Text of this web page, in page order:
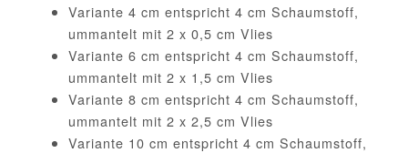
Variante 4 cm entspricht 4 cm Schaumstoff,
ummantelt mit 2 x 0,5 cm Vlies
Variante 6 cm entspricht 4 cm Schaumstoff,
ummantelt mit 2 x 1,5 cm Vlies
Variante 8 cm entspricht 4 cm Schaumstoff,
ummantelt mit 2 x 2,5 cm Vlies
Variante 10 cm entspricht 4 cm Schaumstoff,